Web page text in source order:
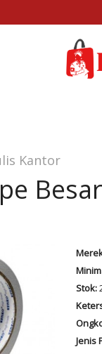
Kantor
Stok:
Jenis